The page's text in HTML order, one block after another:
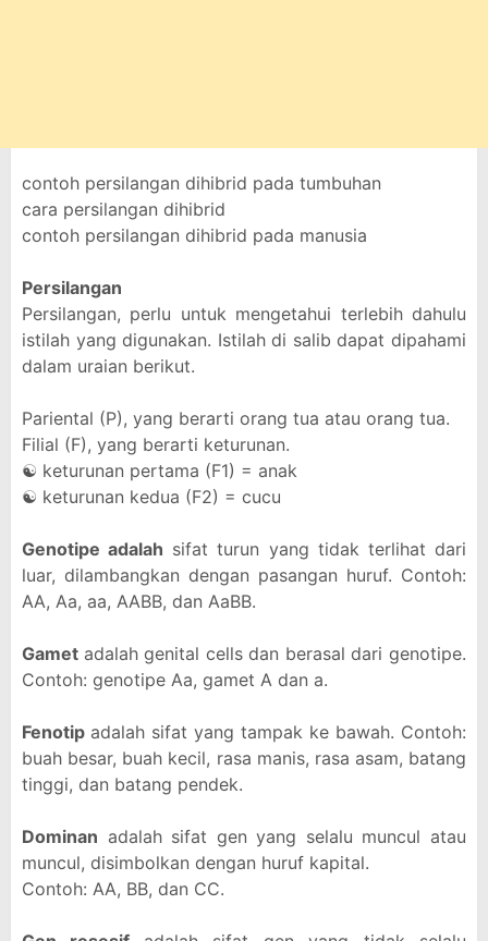
contoh persilangan dihibrid pada tumbuhan
cara persilangan dihibrid
contoh persilangan dihibrid pada manusia
Persilangan
Persilangan, perlu untuk mengetahui terlebih dahulu
istilah yang digunakan. Istilah di salib dapat dipahami
dalam uraian berikut.
Pariental (P), yang berarti orang tua atau orang tua.
Filial (F), yang berarti keturunan.
☯ keturunan pertama (F1) = anak
☯ keturunan kedua (F2) = cucu
Genotipe adalah sifat turun yang tidak terlihat dari
luar, dilambangkan dengan pasangan huruf. Contoh:
AA, Aa, aa, AABB, dan AaBB.
Gamet adalah genital cells dan berasal dari genotipe.
Contoh: genotipe Aa, gamet A dan a.
Fenotip adalah sifat yang tampak ke bawah. Contoh:
buah besar, buah kecil, rasa manis, rasa asam, batang
tinggi, dan batang pendek.
Dominan adalah sifat gen yang selalu muncul atau
muncul, disimbolkan dengan huruf kapital.
Contoh: AA, BB, dan CC.